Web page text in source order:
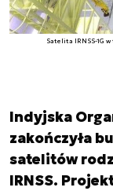
Satelita IRNSS-1G
Indyjska
zakończyła
satelitów
IRNSS.